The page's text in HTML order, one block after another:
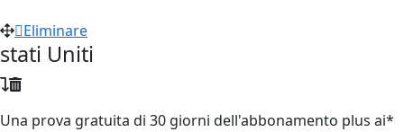
Eliminare
stati Uniti
Una prova gratuita di 30 giorni dell'abbonamento plus ai*